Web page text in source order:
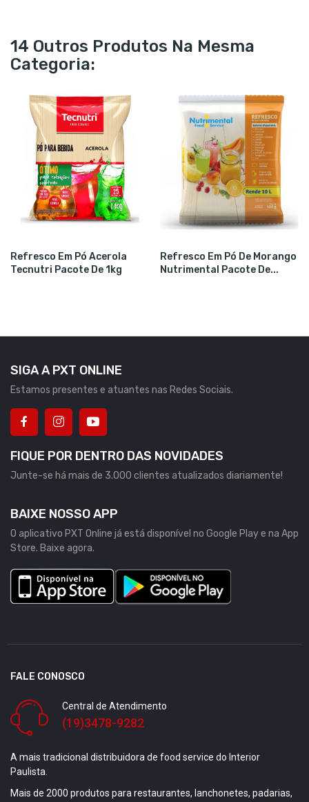
14 Outros Produtos Na Mesma
Categoria:
Refresco Em Pó Acerola
Tecnutri Pacote De 1kg
Refresco Em Pó De Morango
Nutrimental Pacote De...
SIGA A PXT ONLINE
Estamos presentes e atuantes nas Redes Sociais.
FIQUE POR DENTRO DAS NOVIDADES
Junte-se há mais de 3.000 clientes atualizados diariamente!
BAIXE NOSSO APP
O aplicativo PXT Online já está disponível no Google Play e na App
Store. Baixe agora.
FALE CONOSCO
Central de Atendimento
(19)3478-9282
A mais tradicional distribuidora de food service do Interior
Paulista.
Mais de 2000 produtos para restaurantes, lanchonetes, padarias,